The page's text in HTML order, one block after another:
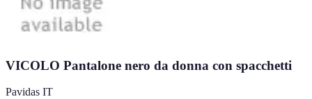
VICOLO Pantalone nero da donna con spacchetti
Pavidas IT